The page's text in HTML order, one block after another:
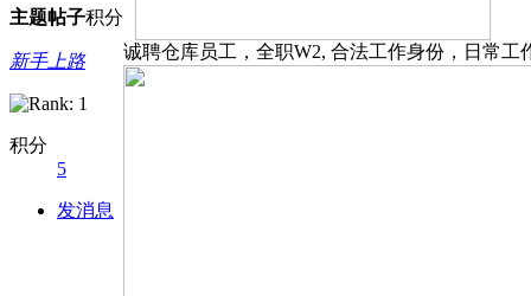
主题帖子积分
新手上路
积分
5
发消息
诚聘仓库员工，全职W2, 合法工作身份，日常